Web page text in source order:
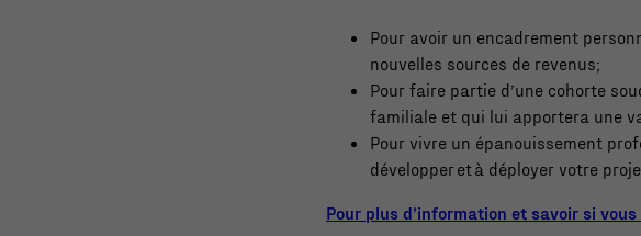
Pour avoir un encadrement
nouvelles sources de revenus;
Pour faire partie d’une cohorte
familiale et qui lui apportera une
Pour vivre un épanouissement
développer et à déployer votre
Pour plus d’information et savoir si